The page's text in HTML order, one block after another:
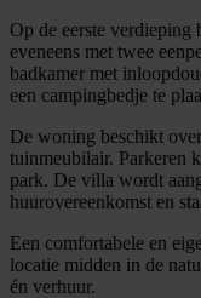
Op de eerste verdieping
eveneens met twee
badkamer met
een campingbedje te
De woning beschikt
tuinmeubilair. Parkeren
park. De villa wordt
huurovereenkomst en
Een comfortabele en
locatie midden in de
én verhuur.